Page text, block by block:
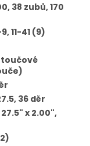
38 zubů, 170
11-41 (9)
36 děr
x 2.00",